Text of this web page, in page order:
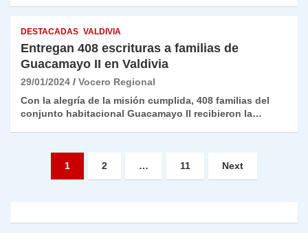
DESTACADAS VALDIVIA
Entregan 408 escrituras a familias de
Guacamayo II en Valdivia
29/01/2024
Vocero Regional
Con la alegría de la misión cumplida, 408 familias del
conjunto habitacional Guacamayo II recibieron la…
Paginación
1 2 … 11 Next